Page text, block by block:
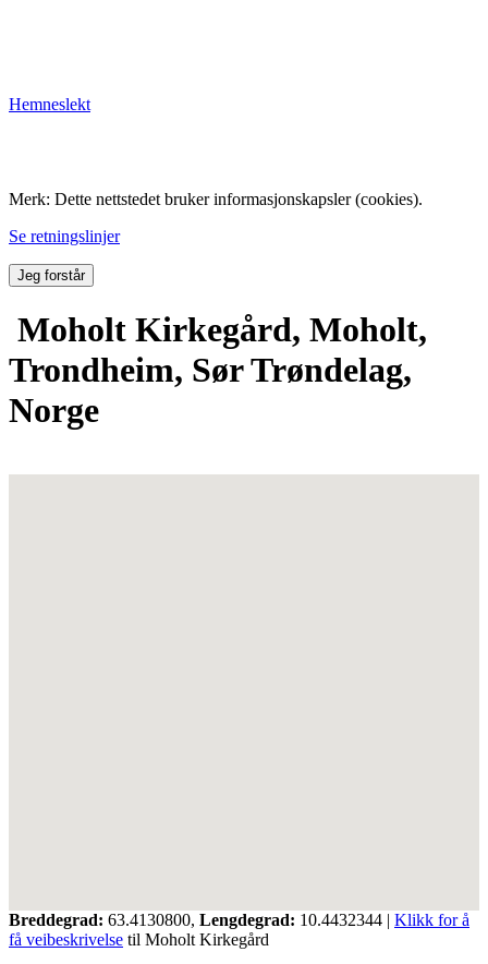
Hemneslekt
Merk: Dette nettstedet bruker informasjonskapsler (cookies).
Se retningslinjer
Jeg forstår
Moholt Kirkegård, Moholt,
Trondheim, Sør Trøndelag,
Norge
Breddegrad: 63.4130800, Lengdegrad: 10.4432344 | Klikk for å
få veibeskrivelse til Moholt Kirkegård